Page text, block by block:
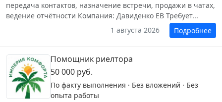
передача контактов, назначение встречи, продажи в чатах,
ведение отчëтности Компания: Давиденко ЕВ Требует...
1 августа 2026
Подробнее
Помощник риелтора
50 000 руб.
По факту выполнения · Без вложений · Без
опыта работы